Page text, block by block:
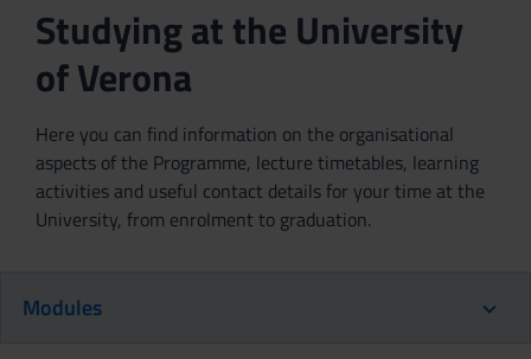
Studying at the University
of Verona
Here you can find information on the organisational
aspects of the Programme, lecture timetables, learning
activities and useful contact details for your time at the
University, from enrolment to graduation.
Modules